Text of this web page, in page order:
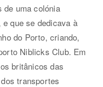
de uma colónia
que se dedicava à
do Porto, criando,
Niblicks Club. Em
britânicos das
transportes